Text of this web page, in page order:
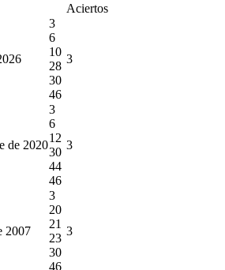
Aciertos
3
6
10
28
30
46
3
de 2020
3
6
12
30
44
46
3
2007
3
20
21
23
30
46
3